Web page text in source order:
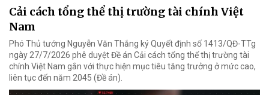
Cải cách tổng thể thị trường tài chính Việt
Nam
Phó Thủ tướng Nguyễn Văn Thắng ký Quyết định số 1413/QĐ-TTg
ngày 27/7/2026 phê duyệt Đề án Cải cách tổng thể thị trường tài
chính Việt Nam gắn với thực hiện mục tiêu tăng trưởng ở mức cao,
liên tục đến năm 2045 (Đề án).